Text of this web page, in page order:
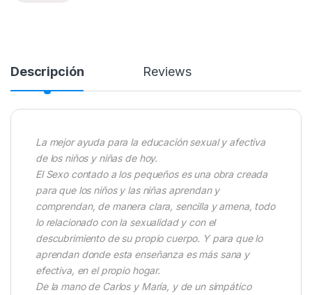
Descripción Reviews
La mejor ayuda para la educación sexual y afectiva
de los niños y niñas de hoy.
El Sexo contado a los pequeños es una obra creada
para que los niños y las niñas aprendan y
comprendan, de manera clara, sencilla y amena, todo
lo relacionado con la sexualidad y con el
descubrimiento de su propio cuerpo. Y para que lo
aprendan donde esta enseñanza es más sana y
efectiva, en el propio hogar.
De la mano de Carlos y María, y de un simpático